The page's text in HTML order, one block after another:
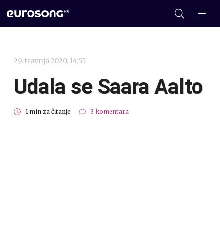
29. travnja 2020. 14:55
Udala se Saara Aalto
1 min za čitanje 3 komentara